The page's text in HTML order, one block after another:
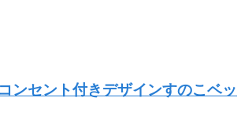
ンセント付きデザインすのこベッ